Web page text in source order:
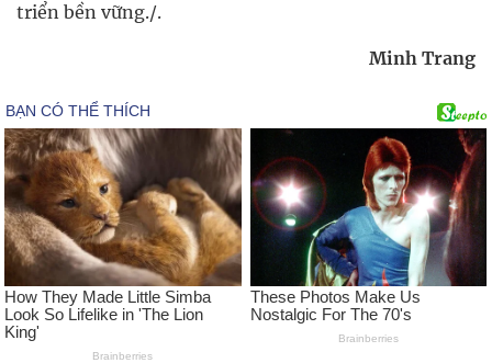
triển bền vững./.
Minh Trang